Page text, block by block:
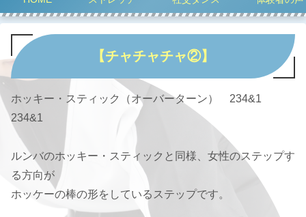
【チャチャチャ②】
ホッキー・スティック（オーバーターン） 234&1
234&1
ルンバのホッキー・スティックと同様、女性のステップす
る方向が
ホッケーの棒の形をしているステップです。